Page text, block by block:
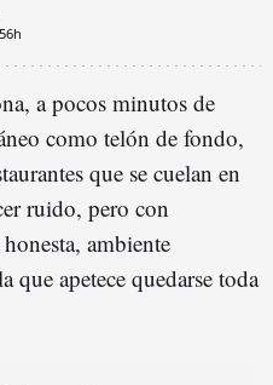
a pocos minutos de
como telón de fondo,
que se cuelan en
ruido, pero con
ambiente
que apetece quedarse toda